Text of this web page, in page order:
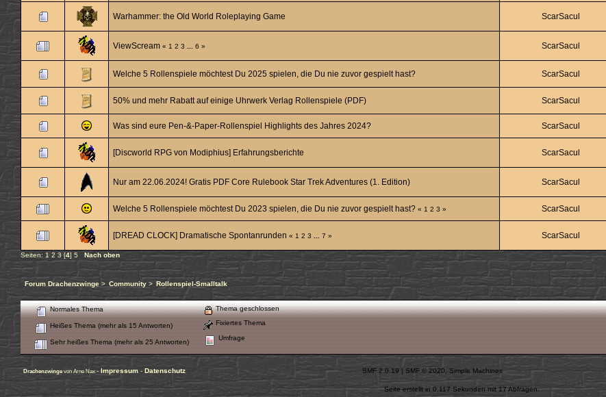
Warhammer: the Old World Roleplaying Game ScarSacul
ViewScream « 1 2 3 6 » ScarSacul
Welche 5 Rollenspiele möchtest Du 2025 spielen, die Du nie zuvor gespielt hast? ScarSacul
50% und mehr Rabatt auf einige Uhrwerk Verlag Rollenspiele (PDF) ScarSacul
Was sind eure Pen-&-Paper-Rollenspiel Highlights des Jahres 2024? ScarSacul
[Discworld RPG von Modiphius] Erfahrungsberichte ScarSacul
Nur am 22.06.2024! Gratis PDF Core Rulebook Star Trek Adventures (1. Edition) ScarSacul
Welche 5 Rollenspiele möchtest Du 2023 spielen, die Du nie zuvor gespielt hast? « 1 2 3 » ScarSacul
[DREAD CLOCK] Dramatische Spontanrunden « 1 2 3 7 » ScarSacul
Seiten: 1 2 3 [4] 5 Nach oben
Forum Drachenzwinge> Community> Rollenspiel-Smalltalk
Normales Thema
Heißes Thema (mehr als 15 Antworten)
Sehr heißes Thema (mehr als 25 Antworten)
Thema geschlossen
Fixiertes Thema
Umfrage
Drachenzwingevon Arne Nax - Impressum - Datenschutz SMF 2.0.19 | SMF © 2020 Simple Machines
Seite erstellt in 0.117 Sekunden mit 17 Abfragen.